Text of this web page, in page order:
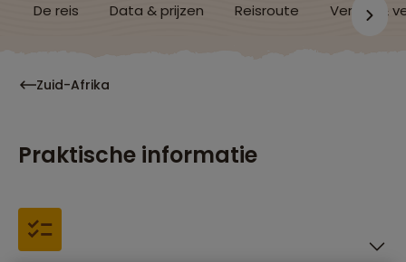
De reis Data & prijzen Reisroute Verblijf &
Zuid-Afrika
Praktische informatie